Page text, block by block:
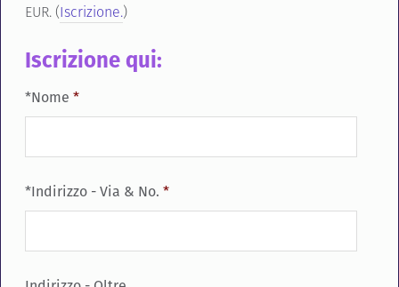
EUR. (Iscrizione.)
Iscrizione qui:
*Nome *
*Indirizzo - Via & No. *